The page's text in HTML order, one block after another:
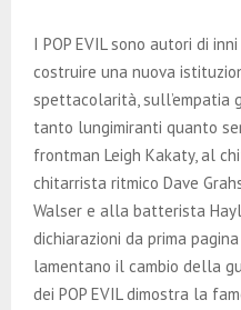
I POP EVIL sono autori di
costruire una nuova
spettacolarità, sull’empatia
tanto lungimiranti quanto
frontman Leigh Kakaty, al
chitarrista ritmico Dave
Walser e alla batterista
dichiarazioni da prima
lamentano il cambio della
dei POP EVIL dimostra la